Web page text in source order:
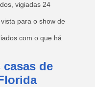
vigiadas 24
para o show de
com o que há
de